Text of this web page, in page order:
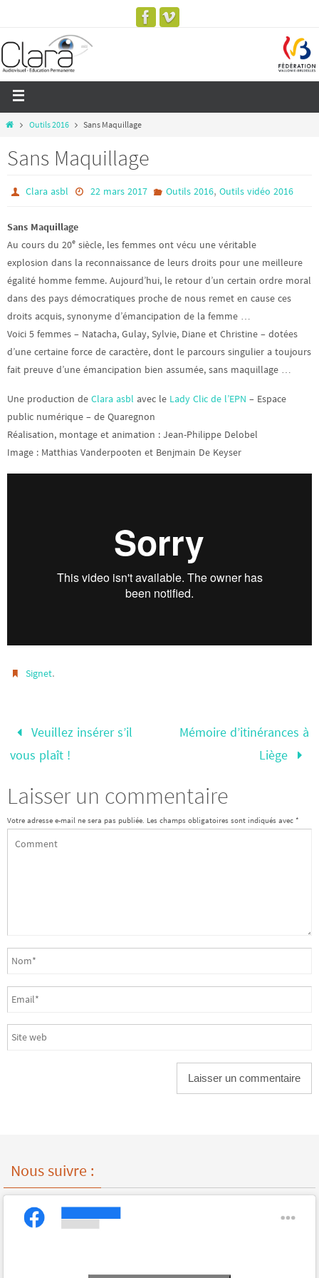
Outils 2016 Sans Maquillage
Sans Maquillage
Clara asbl 22 mars 2017 Outils 2016, Outils vidéo 2016
Sans Maquillage
Au cours du 20e siècle, les femmes ont vécu une véritable
explosion dans la reconnaissance de leurs droits pour une meilleure
égalité homme femme. Aujourd’hui, le retour d’un certain ordre moral
dans des pays démocratiques proche de nous remet en cause ces
droits acquis, synonyme d’émancipation de la femme …
Voici 5 femmes – Natacha, Gulay, Sylvie, Diane et Christine – dotées
d’une certaine force de caractère, dont le parcours singulier a toujours
fait preuve d’une émancipation bien assumée, sans maquillage …
Une production de Clara asbl avec le Lady Clic de l’EPN – Espace
public numérique – de Quaregnon
Réalisation, montage et animation : Jean-Philippe Delobel
Image : Matthias Vanderpooten et Benjmain De Keyser
Signet.
Veuillez insérer s’il
vous plaît !
Mémoire d’itinérances à
Liège
Laisser un commentaire
Votre adresse e-mail ne sera pas publiée. Les champs obligatoires sont indiqués avec *
Nous suivre :